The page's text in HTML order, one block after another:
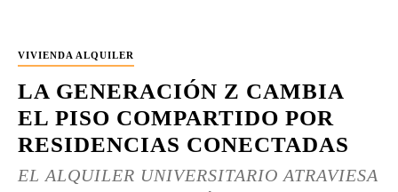
VIVIENDA ALQUILER
LA GENERACIÓN Z CAMBIA
EL PISO COMPARTIDO POR
RESIDENCIAS CONECTADAS
EL ALQUILER UNIVERSITARIO ATRAVIESA